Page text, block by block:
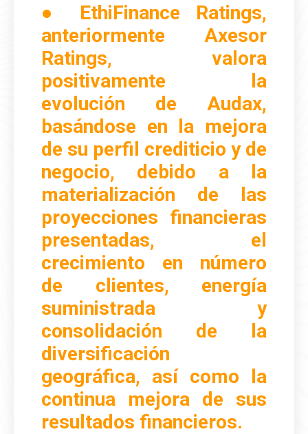
● EthiFinance Ratings,
anteriormente Axesor
Ratings, valora
positivamente la
evolución de Audax,
basándose en la mejora
de su perfil crediticio y de
negocio, debido a la
materialización de las
proyecciones financieras
presentadas, el
crecimiento en número
de clientes, energía
suministrada y
consolidación de la
diversificación
geográfica, así como la
continua mejora de sus
resultados financieros.